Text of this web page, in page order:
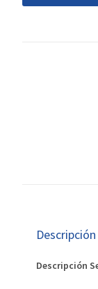
Descripción
Descripción